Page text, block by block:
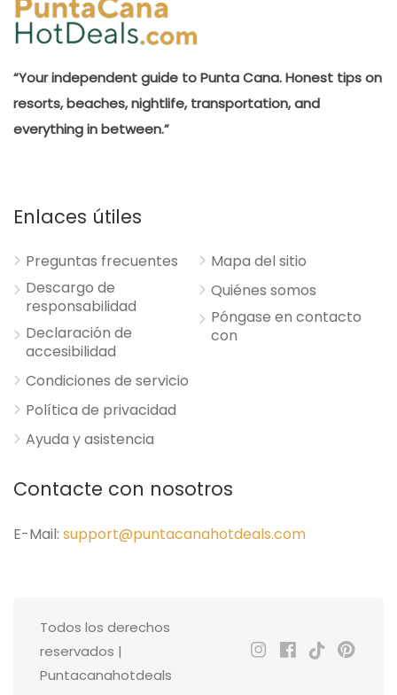
“Your independent guide to Punta Cana. Honest tips on
resorts, beaches, nightlife, transportation, and
everything in between.”
Enlaces útiles
Preguntas frecuentes
Descargo de
responsabilidad
Declaración de
accesibilidad
Condiciones de servicio
Política de privacidad
Ayuda y asistencia
Mapa del sitio
Quiénes somos
Póngase en contacto
con
Contacte con nosotros
E-Mail: support@puntacanahotdeals.com
Todos los derechos
reservados |
Puntacanahotdeals